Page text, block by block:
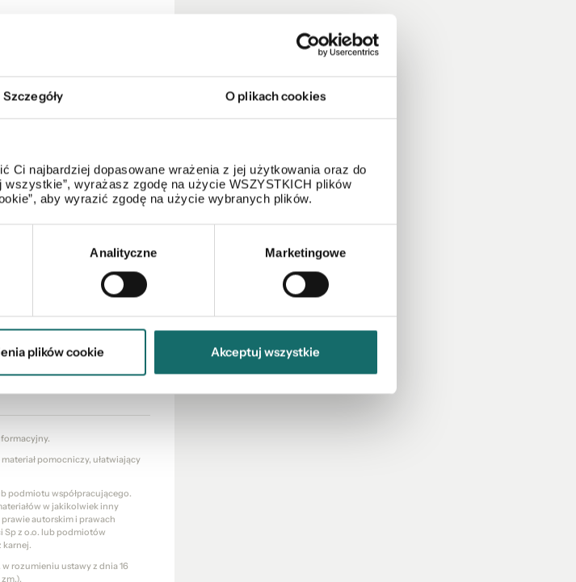
Szczegóły O plikach cookies
Ci najbardziej dopasowane wrażenia z jej użytkowania oraz do
wyrażasz zgodę na użycie WSZYSTKICH plików
aby wyrazić zgodę na użycie wybranych plików.
Analityczne Marketingowe
plików cookie Akceptuj wszystkie
remontowy, śmieci).
sytuacja prawna.
zielonych. Budynek
począwszy od wyboru
nowym właścicielom.
na zakup
kredytową,
i sprawnie
pomocniczy, ułatwiający
podmiotu współpracującego.
w jakikolwiek inny
autorskim i prawach
Sp z o.o. lub podmiotów
karnej.
w rozumieniu ustawy z dnia 16